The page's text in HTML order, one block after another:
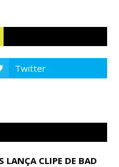
LANÇA CLIPE DE BAD